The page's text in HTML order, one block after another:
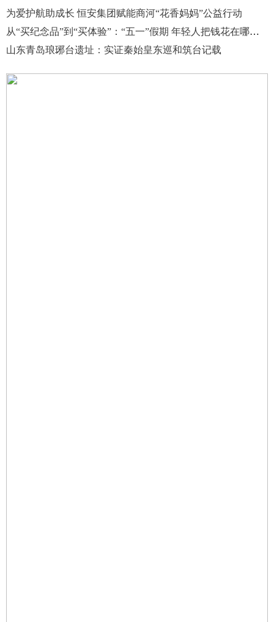
为爱护航助成长 恒安集团赋能商河“花香妈妈”公益行动
从“买纪念品”到“买体验”：“五一”假期 年轻人把钱花在哪里？
山东青岛琅琊台遗址：实证秦始皇东巡和筑台记载